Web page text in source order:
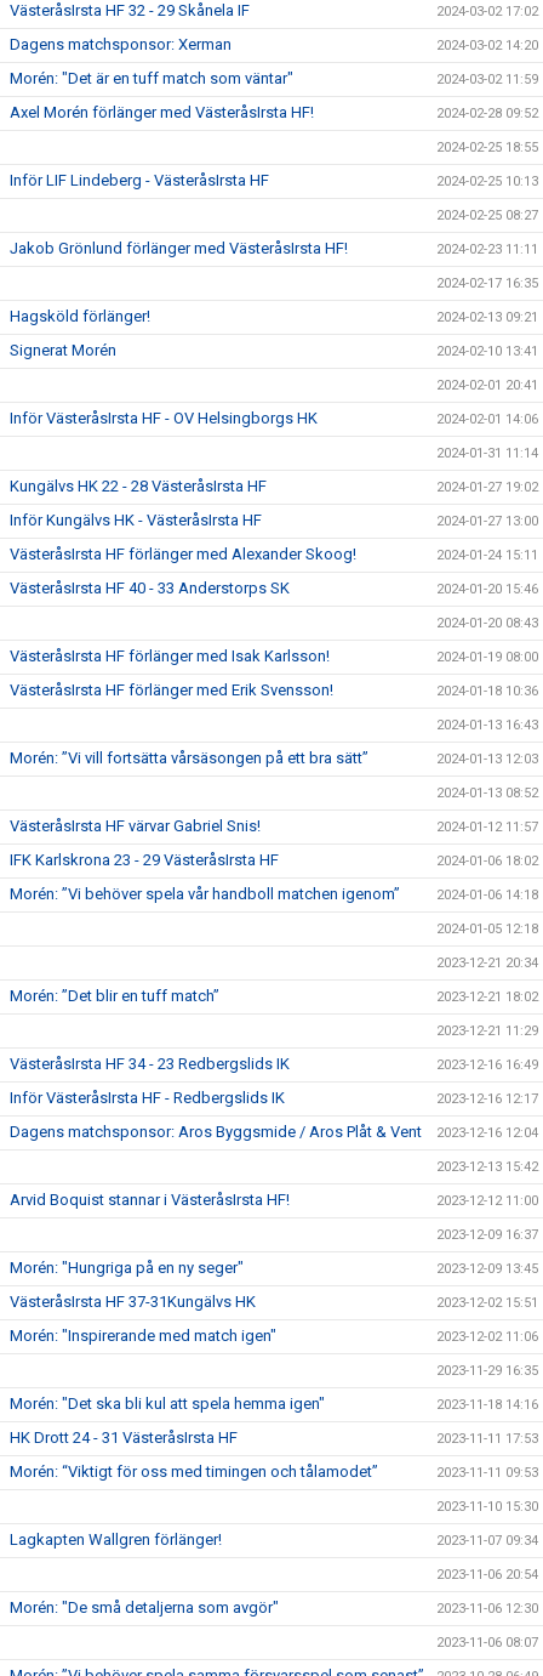
VästeråsIrsta HF 32 - 29 Skånela IF 2024-03-02 17:02
Dagens matchsponsor: Xerman 2024-03-02 14:20
Morén: "Det är en tuff match som väntar" 2024-03-02 11:59
Axel Morén förlänger med VästeråsIrsta HF! 2024-02-28 09:52
2024-02-25 18:55
Inför LIF Lindeberg - VästeråsIrsta HF 2024-02-25 10:13
2024-02-25 08:27
Jakob Grönlund förlänger med VästeråsIrsta HF! 2024-02-23 11:11
2024-02-17 16:35
Hagsköld förlänger! 2024-02-13 09:21
Signerat Morén 2024-02-10 13:41
2024-02-01 20:41
Inför VästeråsIrsta HF - OV Helsingborgs HK 2024-02-01 14:06
2024-01-31 11:14
Kungälvs HK 22 - 28 VästeråsIrsta HF 2024-01-27 19:02
Inför Kungälvs HK - VästeråsIrsta HF 2024-01-27 13:00
VästeråsIrsta HF förlänger med Alexander Skoog! 2024-01-24 15:11
VästeråsIrsta HF 40 - 33 Anderstorps SK 2024-01-20 15:46
2024-01-20 08:43
VästeråsIrsta HF förlänger med Isak Karlsson! 2024-01-19 08:00
VästeråsIrsta HF förlänger med Erik Svensson! 2024-01-18 10:36
2024-01-13 16:43
Morén: ”Vi vill fortsätta vårsäsongen på ett bra sätt” 2024-01-13 12:03
2024-01-13 08:52
VästeråsIrsta HF värvar Gabriel Snis! 2024-01-12 11:57
IFK Karlskrona 23 - 29 VästeråsIrsta HF 2024-01-06 18:02
Morén: ”Vi behöver spela vår handboll matchen igenom” 2024-01-06 14:18
2024-01-05 12:18
2023-12-21 20:34
Morén: ”Det blir en tuff match” 2023-12-21 18:02
2023-12-21 11:29
VästeråsIrsta HF 34 - 23 Redbergslids IK 2023-12-16 16:49
Inför VästeråsIrsta HF - Redbergslids IK 2023-12-16 12:17
Dagens matchsponsor: Aros Byggsmide / Aros Plåt & Vent 2023-12-16 12:04
2023-12-13 15:42
Arvid Boquist stannar i VästeråsIrsta HF! 2023-12-12 11:00
2023-12-09 16:37
Morén: "Hungriga på en ny seger" 2023-12-09 13:45
VästeråsIrsta HF 37-31Kungälvs HK 2023-12-02 15:51
Morén: "Inspirerande med match igen" 2023-12-02 11:06
2023-11-29 16:35
Morén: "Det ska bli kul att spela hemma igen" 2023-11-18 14:16
HK Drott 24 - 31 VästeråsIrsta HF 2023-11-11 17:53
Morén: “Viktigt för oss med timingen och tålamodet” 2023-11-11 09:53
2023-11-10 15:30
Lagkapten Wallgren förlänger! 2023-11-07 09:34
2023-11-06 20:54
Morén: "De små detaljerna som avgör" 2023-11-06 12:30
2023-11-06 08:07